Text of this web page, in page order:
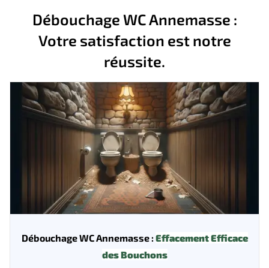
Débouchage WC Annemasse :
Votre satisfaction est notre
réussite.
Débouchage WC Annemasse : Effacement Efficace
des Bouchons